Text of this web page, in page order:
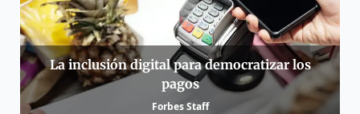
La inclusión digital para democratizar los
pagos
Forbes Staff